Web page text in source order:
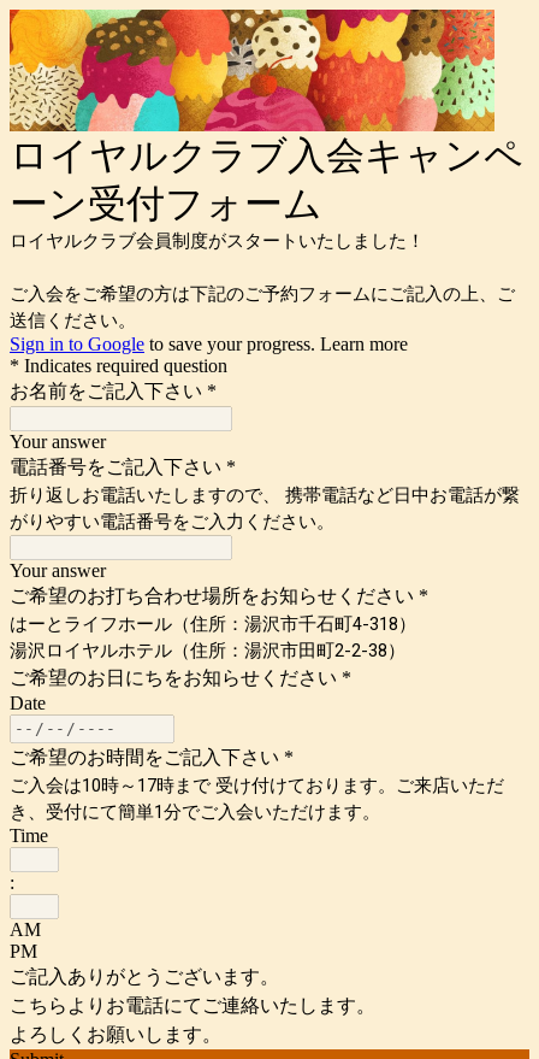
ロイヤルクラブ入会キャンペ
ーン受付フォーム
ロイヤルクラブ会員制度がスタートいたしました！
ご入会をご希望の方は下記のご予約フォームにご記入の上、ご
送信ください。
Sign in to Google to save your progress. Learn more
* Indicates required question
お名前をご記入下さい *
Your answer
電話番号をご記入下さい *
折り返しお電話いたしますので、 携帯電話など日中お電話が繋
がりやすい電話番号をご入力ください。
Your answer
ご希望のお打ち合わせ場所をお知らせください *
はーとライフホール（住所：湯沢市千石町4-318）
湯沢ロイヤルホテル（住所：湯沢市田町2-2-38）
ご希望のお日にちをお知らせください *
Date
ご希望のお時間をご記入下さい *
ご入会は10時～17時まで 受け付けております。ご来店いただ
き、受付にて簡単1分でご入会いただけます。
Time
:
AM
PM
ご記入ありがとうございます。
こちらよりお電話にてご連絡いたします。
よろしくお願いします。